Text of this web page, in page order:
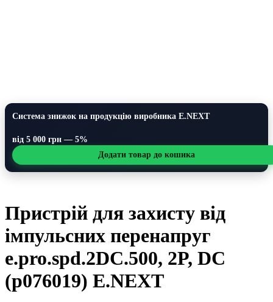
Система знижок на продукцію виробника E.NEXT
від 5 000 грн — 5%
Додати товар до кошика
Пристрій для захисту від
імпульсних перенапруг
e.pro.spd.2DC.500, 2P, DC
(p076019) E.NEXT